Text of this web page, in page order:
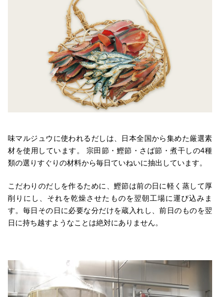
味マルジュウに使われるだしは、日本全国から集めた厳選素
材を使用しています。 宗田節・鰹節・さば節・煮干しの4種
類の選りすぐりの材料から毎日ていねいに抽出しています。
こだわりのだしを作るために、鰹節は前の日に軽く蒸して厚
削りにし、それを乾燥させたものを翌朝工場に運び込みま
す。毎日その日に必要な分だけを蔵入れし、前日のものを翌
日に持ち越すようなことは絶対にありません。